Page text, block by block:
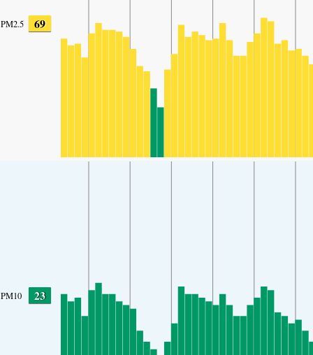
PM2.5 69
PM10 23